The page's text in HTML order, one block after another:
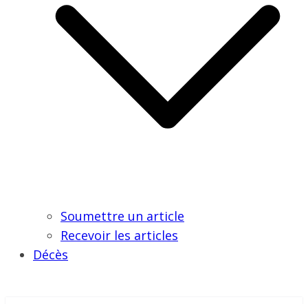
Soumettre un article
Recevoir les articles
Décès